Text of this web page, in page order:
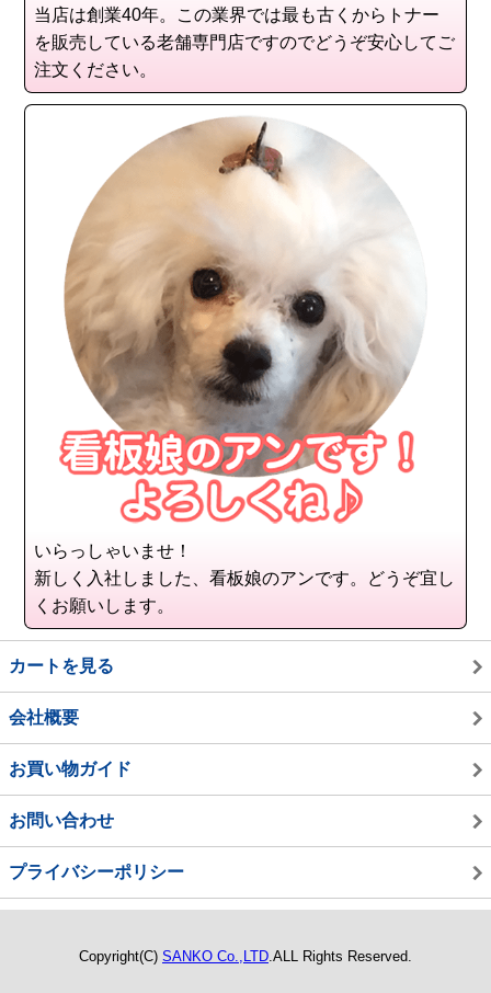
当店は創業40年。この業界では最も古くからトナー
を販売している老舗専門店ですのでどうぞ安心してご
注文ください。
いらっしゃいませ！
新しく入社しました、看板娘のアンです。どうぞ宜し
くお願いします。
カートを見る
会社概要
お買い物ガイド
お問い合わせ
プライバシーポリシー
Copyright(C) SANKO Co.,LTD .ALL Rights Reserved.